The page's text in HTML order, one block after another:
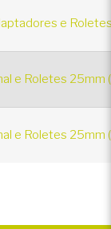
e
e Roletes 25mm
e Roletes 25mm